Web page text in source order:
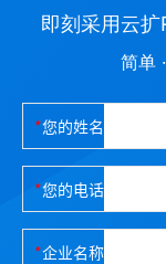
您的姓名
您的电话
企业名称
即刻采用云
简单